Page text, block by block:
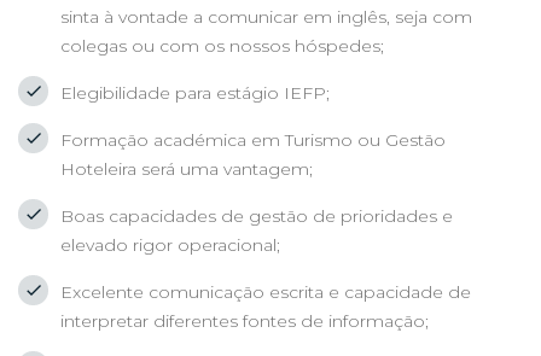
sinta à vontade a comunicar em inglês, seja com
colegas ou com os nossos hóspedes;
Elegibilidade para estágio IEFP;
Formação académica em Turismo ou Gestão
Hoteleira será uma vantagem;
Boas capacidades de gestão de prioridades e
elevado rigor operacional;
Excelente comunicação escrita e capacidade de
interpretar diferentes fontes de informação;